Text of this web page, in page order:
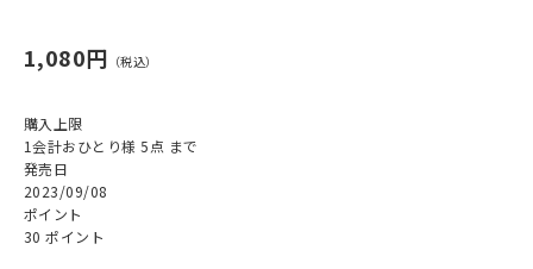
1,080円
購入上限
1会計おひとり様 5点 まで
発売日
2023/09/08
ポイント
30 ポイント